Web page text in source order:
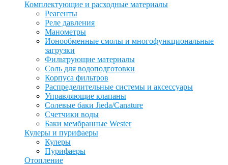
Комплектующие и расходные материалы
Реагенты
Реле давления
Манометры
Ионообменные смолы и многофункциональные
загрузки
Фильтрующие материалы
Соль для водоподготовки
Корпуса фильтров
Распределительные системы и аксессуары
Управляющие клапаны
Солевые баки Jieda/Canature
Счетчики воды
Баки мембранные Wester
Кулеры и пурифаеры
Кулеры
Пурифаеры
Отопление